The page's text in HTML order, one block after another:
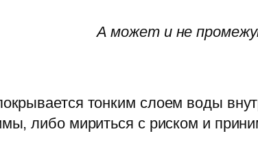
А может и не
тонким слоем воды
либо мириться с риском и